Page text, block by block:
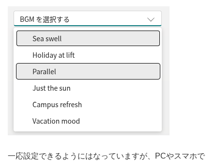
一応設定できるようにはなっていますが、PCやスマホで